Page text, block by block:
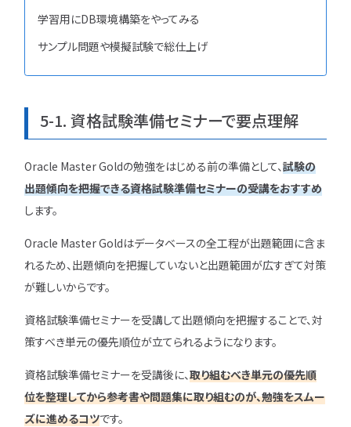
学習用にDB環境構築をやってみる
サンプル問題や模擬試験で総仕上げ
5-1. 資格試験準備セミナーで要点理解
Oracle Master Goldの勉強をはじめる前の準備として、試験の
出題傾向を把握できる資格試験準備セミナーの受講をおすすめ
します。
Oracle Master Goldはデータベースの全工程が出題範囲に含ま
れるため、出題傾向を把握していないと出題範囲が広すぎて対策
が難しいからです。
資格試験準備セミナーを受講して出題傾向を把握することで、対
策すべき単元の優先順位が立てられるようになります。
資格試験準備セミナーを受講後に、取り組むべき単元の優先順
位を整理してから参考書や問題集に取り組むのが、勉強をスムー
ズに進めるコツです。